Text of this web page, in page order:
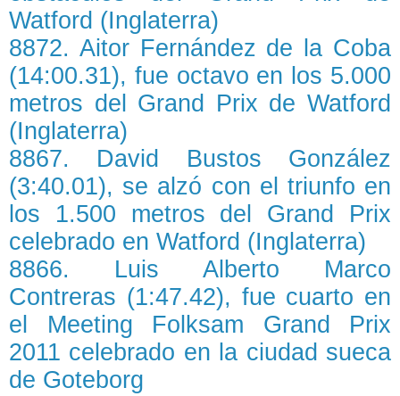
Watford (Inglaterra)
8872. Aitor Fernández de la Coba
(14:00.31), fue octavo en los 5.000
metros del Grand Prix de Watford
(Inglaterra)
8867. David Bustos González
(3:40.01), se alzó con el triunfo en
los 1.500 metros del Grand Prix
celebrado en Watford (Inglaterra)
8866. Luis Alberto Marco
Contreras (1:47.42), fue cuarto en
el Meeting Folksam Grand Prix
2011 celebrado en la ciudad sueca
de Goteborg